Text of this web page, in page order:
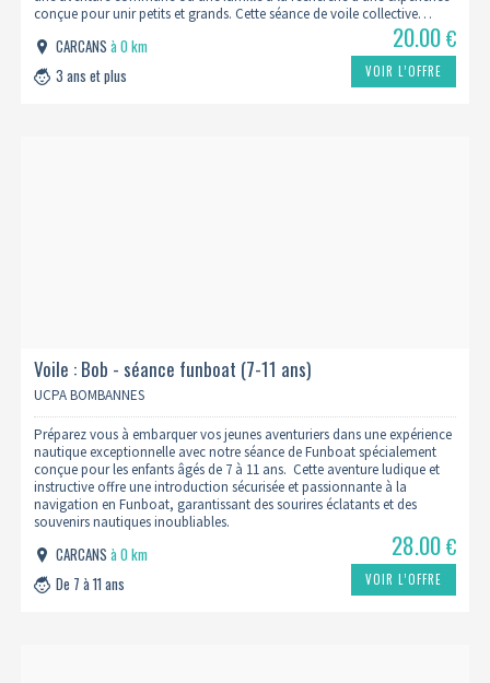
conçue pour unir petits et grands. Cette séance de voile collective…
CARCANSà 0 km
3 ans et plus
20.00€
VOIR L’OFFRE
Voile : Bob - séance funboat (7-11 ans)
UCPA BOMBANNES
Préparez vous à embarquer vos jeunes aventuriers dans une expérience
nautique exceptionnelle avec notre séance de Funboat spécialement
conçue pour les enfants âgés de 7 à 11 ans. Cette aventure ludique et
instructive offre une introduction sécurisée et passionnante à la
navigation en Funboat, garantissant des sourires éclatants et des
souvenirs nautiques inoubliables.
CARCANSà 0 km
De 7 à 11 ans
28.00€
VOIR L’OFFRE